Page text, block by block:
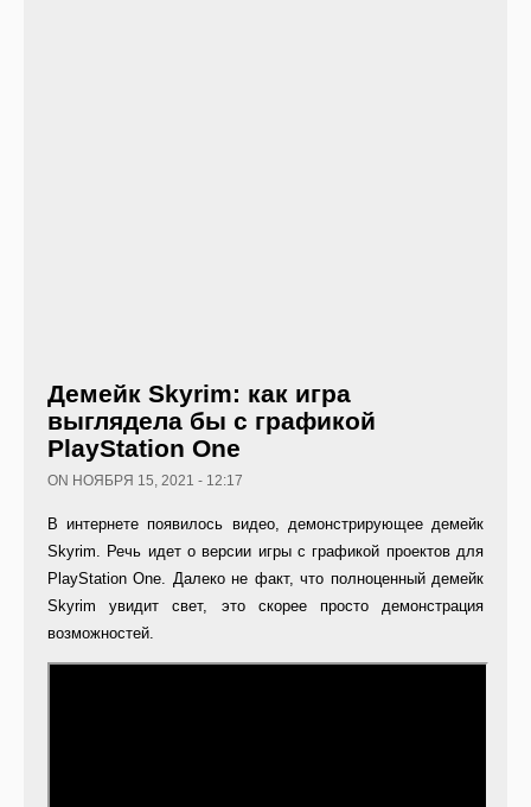
Демейк Skyrim: как игра
выглядела бы с графикой
PlayStation One
ON НОЯБРЯ 15, 2021 - 12:17
В интернете появилось видео, демонстрирующее демейк
Skyrim. Речь идет о версии игры с графикой проектов для
PlayStation One. Далеко не факт, что полноценный демейк
Skyrim увидит свет, это скорее просто демонстрация
возможностей.